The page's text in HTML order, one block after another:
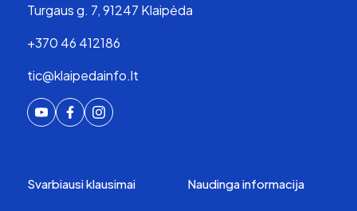
Turgaus g. 7, 91247 Klaipėda
+370 46 412186
tic@klaipedainfo.lt
Svarbiausi klausimai Naudinga informacija